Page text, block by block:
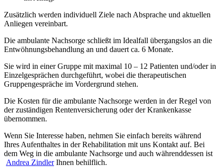
Zusätzlich werden individuell Ziele nach Absprache und aktuellen
Anliegen vereinbart.
Die ambulante Nachsorge schließt im Idealfall übergangslos an die
Entwöhnungsbehandlung an und dauert ca. 6 Monate.
Sie wird in einer Gruppe mit maximal 10 – 12 Patienten und/oder in
Einzelgesprächen durchgeführt, wobei die therapeutischen
Gruppengespräche im Vordergrund stehen.
Die Kosten für die ambulante Nachsorge werden in der Regel von
der zuständigen Rentenversicherung oder der Krankenkasse
übernommen.
Wenn Sie Interesse haben, nehmen Sie einfach bereits während
Ihres Aufenthaltes in der Rehabilitation mit uns Kontakt auf. Bei
dem Weg in die ambulante Nachsorge und auch währenddessen ist
Andrea ZindlerIhnen behilflich.